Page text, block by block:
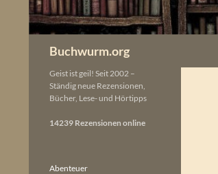
Buchwurm.org
Geist ist geil! Seit 2002 –
Ständig neue Rezensionen,
Bücher, Lese- und Hörtipps
14239 Rezensionen online
Abenteuer